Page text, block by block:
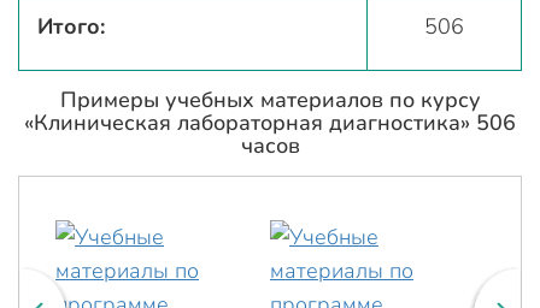
Итого: 506
Примеры учебных материалов по курсу
«Клиническая лабораторная диагностика» 506
часов